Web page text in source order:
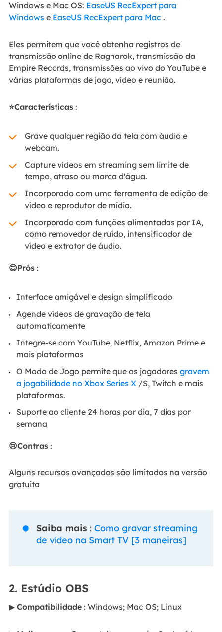
Windows e Mac OS: EaseUS RecExpert para
Windows e EaseUS RecExpert para Mac .
Eles permitem que você obtenha registros de
transmissão online de Ragnarok, transmissão da
Empire Records, transmissões ao vivo do YouTube e
várias plataformas de jogo, vídeo e reunião.
⭐Características:
Grave qualquer região da tela com áudio e
webcam.
Capture vídeos em streaming sem limite de
tempo, atraso ou marca d'água.
Incorporado com uma ferramenta de edição de
vídeo e reprodutor de mídia.
Incorporado com funções alimentadas por IA,
como removedor de ruído, intensificador de
vídeo e extrator de áudio.
😊Prós:
Interface amigável e design simplificado
Agende vídeos de gravação de tela
automaticamente
Integre-se com YouTube, Netflix, Amazon Prime e
mais plataformas
O Modo de Jogo permite que os jogadores gravem
a jogabilidade no Xbox Series X/S, Twitch e mais
plataformas.
Suporte ao cliente 24 horas por dia, 7 dias por
semana
😢Contras:
Alguns recursos avançados são limitados na versão
gratuita
 Saiba mais: Como gravar streaming
de vídeo na Smart TV [3 maneiras]
2. Estúdio OBS
▶ Compatibilidade: Windows; Mac OS; Linux